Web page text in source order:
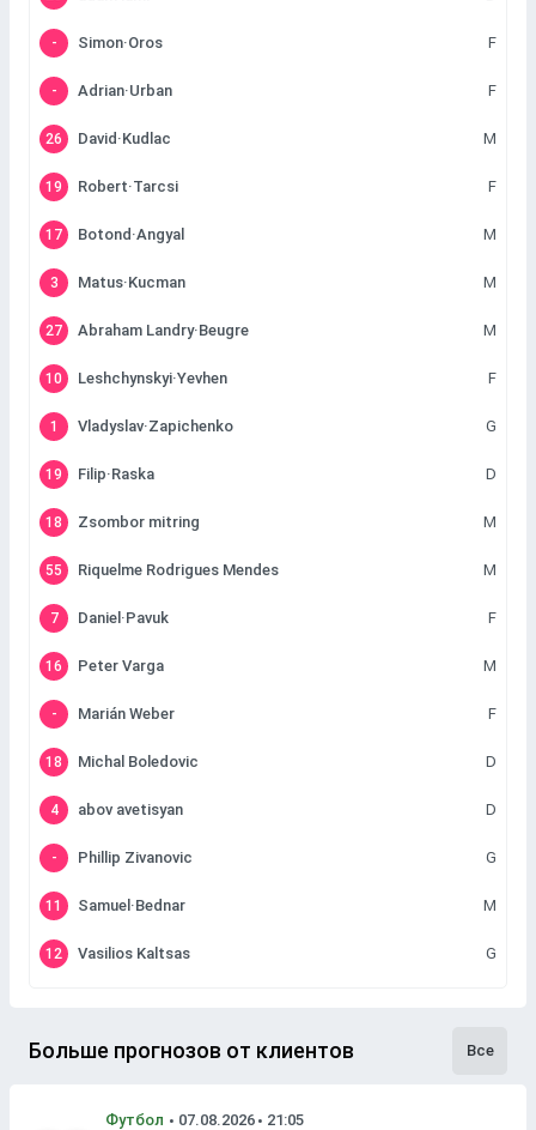
- Simon·Oros F
- Adrian·Urban F
26 David·Kudlac M
19 Robert·Tarcsi F
17 Botond·Angyal M
3 Matus·Kucman M
27 Abraham Landry·Beugre M
10 Leshchynskyi·Yevhen F
1 Vladyslav·Zapichenko G
19 Filip·Raska D
18 Zsombor mitring M
55 Riquelme Rodrigues Mendes M
7 Daniel·Pavuk F
16 Peter Varga M
- Marián Weber F
18 Michal Boledovic D
4 abov avetisyan D
- Phillip Zivanovic G
11 Samuel·Bednar M
12 Vasilios Kaltsas G
Больше прогнозов от клиентов Все
Футбол